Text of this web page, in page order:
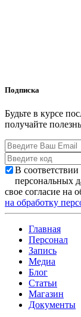
Подписка
Будьте в курсе
получайте
В
персональных
свое согласие на
на обработку
Главная
Персонал
Запись
Медиа
Блог
Статьи
Магазин
Документы